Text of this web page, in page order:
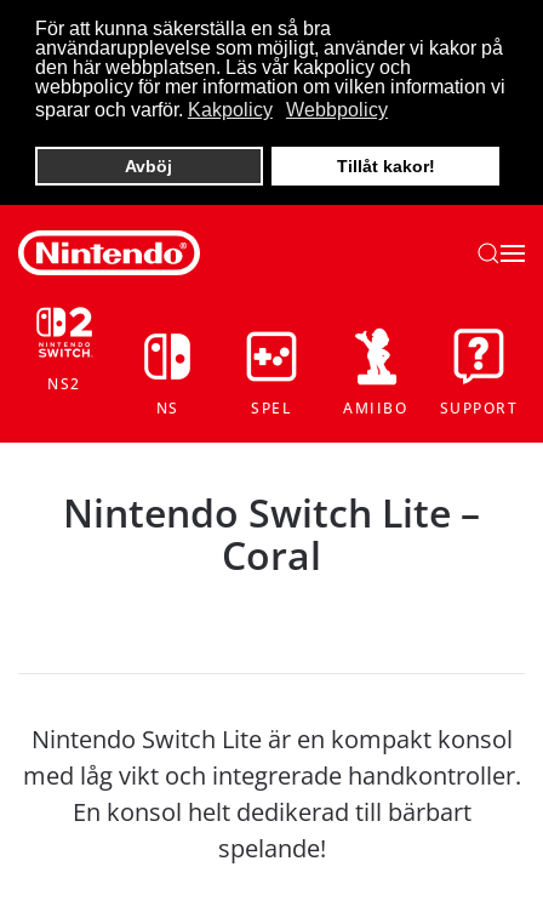
För att kunna säkerställa en så bra
användarupplevelse som möjligt, använder vi kakor på
den här webbplatsen. Läs vår kakpolicy och
webbpolicy för mer information om vilken information vi
sparar och varför. Kakpolicy Webbpolicy
Avböj Tillåt kakor!
Skip to main content
NS2
NS
SPEL AMIIBO SUPPORT
Nintendo Switch Lite –
Coral
Nintendo Switch Lite är en kompakt konsol
med låg vikt och integrerade handkontroller.
En konsol helt dedikerad till bärbart
spelande!